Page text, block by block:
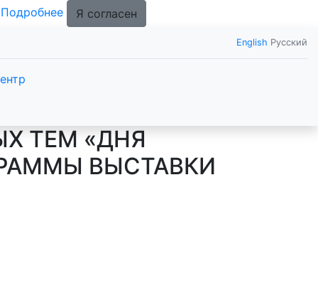
Подробнее Я согласен
English Русский
ТЕМ «ДНЯ
ВЫСТАВКИ